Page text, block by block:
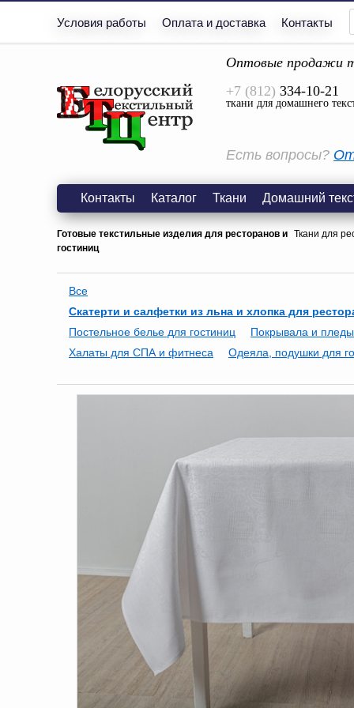
Условия работы Оплата и доставка Контакты
Оптовые продажи
+7 (812) 334-10-21
ткани для домашнего
Есть вопросы?
Контакты Каталог Ткани Домашний
Готовые текстильные изделия для ресторанов и
гостиниц
Ткани для
Все
Скатерти и салфетки из льна и хлопка для
Постельное белье для гостиниц
Покрывала и
Халаты для СПА и фитнеса
Одеяла, подушки для